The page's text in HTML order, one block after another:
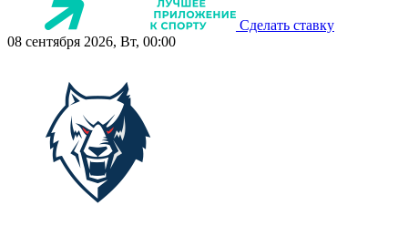
Сделать ставку
08 сентября 2026, Вт, 00:00